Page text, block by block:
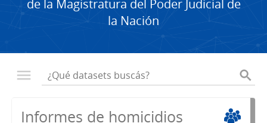
de la Magistratura del Poder Judicial de
la Nación
Informes de homicidios